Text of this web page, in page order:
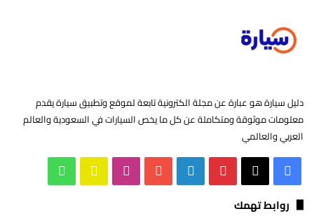
دليل سيارة هو عبارة عن مجلة الكترونية تابعة لموقع وتطبيق سيارة يقدم
معلومات موثوقة ومتكاملة عن كل ما يخص السيارات في السعودية والعالم
العربي والعالمي
فيسبوك بينتيريست لينكدإن ‫YouTube انستقرام سناب
روابط تهمك